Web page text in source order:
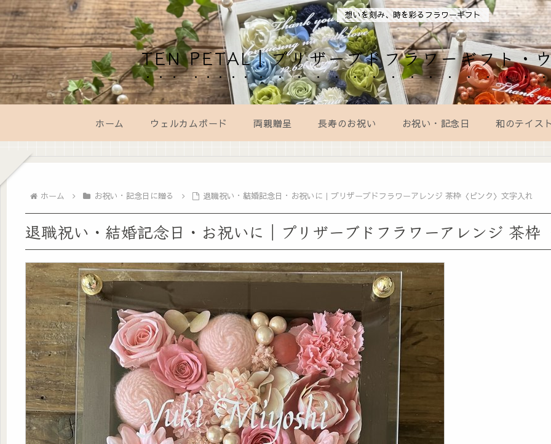
想いを刻み、時を彩るフラワーギフト
TEN PETAL｜プリザーブドフラワーギフト・
ホーム ウェルカムボード 両親贈呈 長寿のお祝い お祝い・記念日 和のテイス
ホーム お祝い・記念日に贈る 退職祝い・結婚記念日・お祝いに｜プリザーブドフラワーアレンジ 茶枠〈ピンク〉文字入れ
退職祝い・結婚記念日・お祝いに｜プリザーブドフラワーアレンジ 茶枠